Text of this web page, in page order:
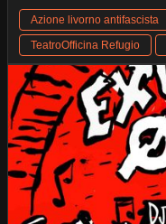
Azione livorno antifascista
TeatroOfficina Refugio